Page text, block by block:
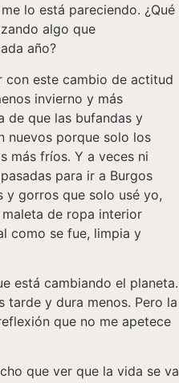
lo está pareciendo. ¿Qué
algo que
año?
con este cambio de actitud
invierno y más
de que las bufandas y
nuevos porque solo los
más fríos. Y a veces ni
para ir a Burgos
y gorros que solo usé yo,
de ropa interior
como se fue, limpia y
está cambiando el planeta.
tarde y dura menos. Pero la
que no me apetece
que ver que la vida se va